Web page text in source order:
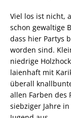
Viel los ist nicht,
schon gewaltige
dass hier Partys
worden sind.
niedrige
laienhaft mit
überall
allen Farben des
siebziger Jahre